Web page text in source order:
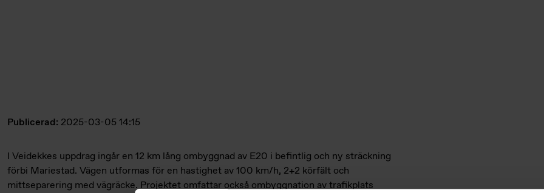
Publicerad: 2025-03-05 14:15
I Veidekkes uppdrag ingår en 12 km lång ombyggnad av E20 i befintlig och ny sträckning
förbi Mariestad. Vägen utformas för en hastighet av 100 km/h, 2+2 körfält och
mittseparering med vägräcke. Projektet omfattar också ombyggnation av trafikplats